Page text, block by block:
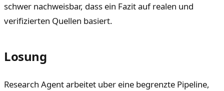
schwer nachweisbar, dass ein Fazit auf realen und
verifizierten Quellen basiert.
Losung
Research Agent arbeitet uber eine begrenzte Pipeline,